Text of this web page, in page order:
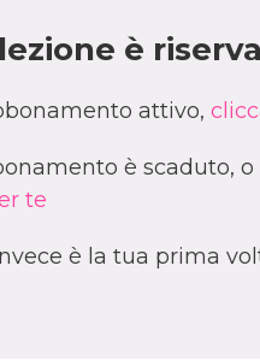
è
attivo,
è scaduto,
te
è la tua prima